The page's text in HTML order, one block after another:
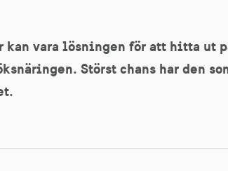
vara lösningen för att hitta ut
Störst chans har den